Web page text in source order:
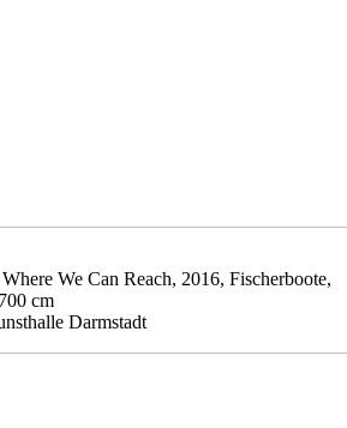
We Can Reach, 2016, Fischerboote,
cm
Darmstadt